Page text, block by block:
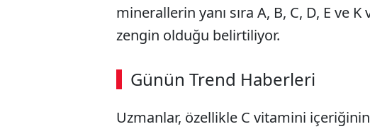
minerallerin yanı sıra A, B, C, D, E ve
zengin olduğu belirtiliyor.
Günün Trend Haberleri
00:02 / 08:15
Uzmanlar, özellikle C vitamini